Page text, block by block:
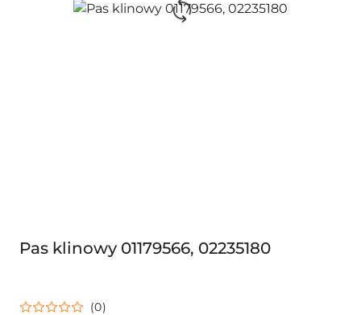
Pas klinowy 01179566, 02235180
(0)